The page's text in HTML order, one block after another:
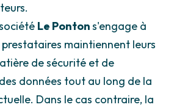
Le Pontons'engage à
maintiennent leurs
de sécurité et de
données tout au long de la
Dans le cas contraire, la